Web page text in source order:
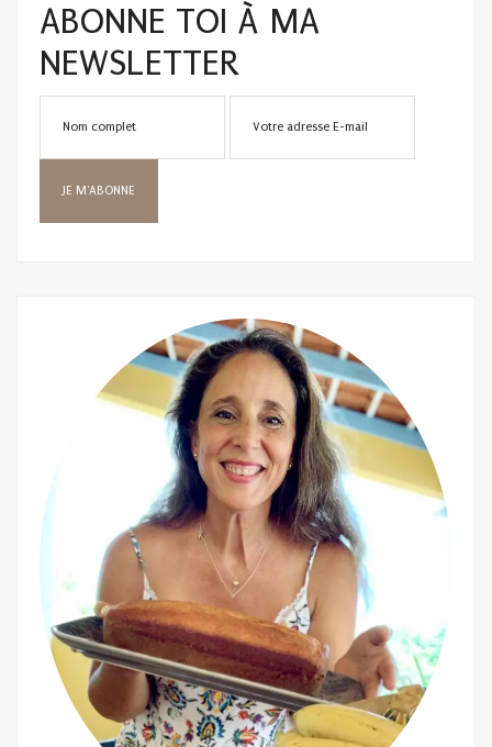
ABONNE TOI À MA
NEWSLETTER